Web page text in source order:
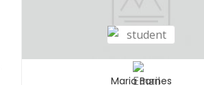
Maria Barnes